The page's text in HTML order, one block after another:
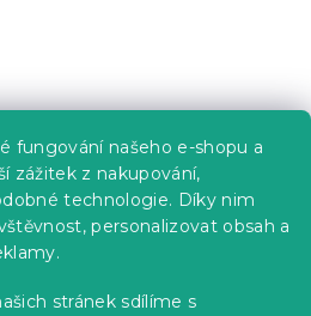
fungování našeho e-shopu a
zážitek z nakupování,
technologie. Díky nim
personalizovat obsah a
stránek sdílíme s
až 10 %